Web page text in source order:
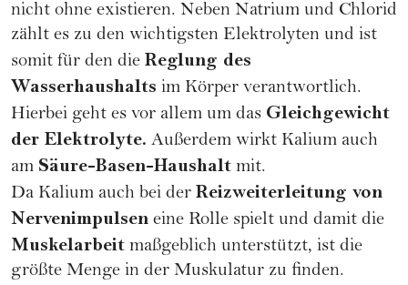
nicht ohne existieren. Neben Natrium und Chlorid
zählt es zu den wichtigsten Elektrolyten und ist
somit für den die Reglung des
Wasserhaushalts im Körper verantwortlich.
Hierbei geht es vor allem um das Gleichgewicht
der Elektrolyte. Außerdem wirkt Kalium auch
am Säure-Basen-Haushalt mit.
Da Kalium auch bei der Reizweiterleitung von
Nervenimpulsen eine Rolle spielt und damit die
Muskelarbeit maßgeblich unterstützt, ist die
größte Menge in der Muskulatur zu finden.